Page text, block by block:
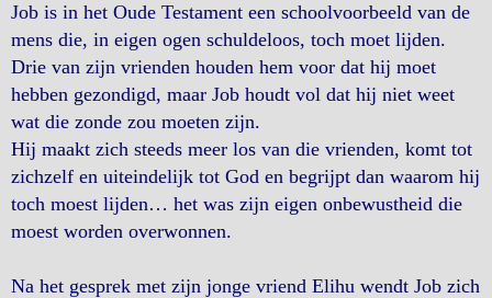
Job is in het Oude Testament een schoolvoorbeeld van de
mens die, in eigen ogen schuldeloos, toch moet lijden.
Drie van zijn vrienden houden hem voor dat hij moet
hebben gezondigd, maar Job houdt vol dat hij niet weet
wat die zonde zou moeten zijn.
Hij maakt zich steeds meer los van die vrienden, komt tot
zichzelf en uiteindelijk tot God en begrijpt dan waarom hij
toch moest lijden… het was zijn eigen onbewustheid die
moest worden overwonnen.
Na het gesprek met zijn jonge vriend Elihu wendt Job zich